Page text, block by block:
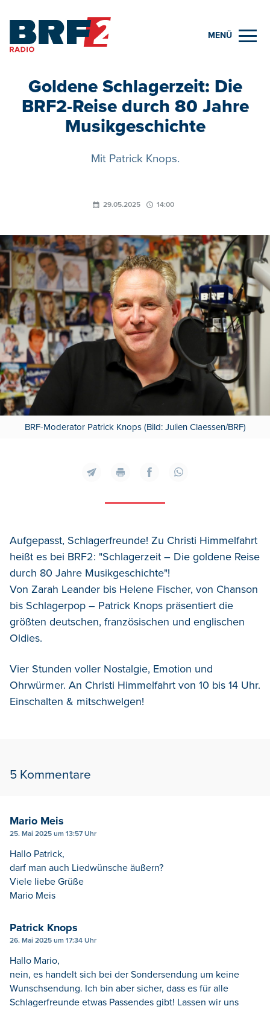
MENÜ
Goldene Schlagerzeit: Die
BRF2-Reise durch 80 Jahre
Musikgeschichte
Mit Patrick Knops.
29.05.2025 14:00
BRF-Moderator Patrick Knops (Bild: Julien Claessen/BRF)
Aufgepasst, Schlagerfreunde! Zu Christi Himmelfahrt
heißt es bei BRF2: "Schlagerzeit – Die goldene Reise
durch 80 Jahre Musikgeschichte"!
Von Zarah Leander bis Helene Fischer, von Chanson
bis Schlagerpop – Patrick Knops präsentiert die
größten deutschen, französischen und englischen
Oldies.
Vier Stunden voller Nostalgie, Emotion und
Ohrwürmer. An Christi Himmelfahrt von 10 bis 14 Uhr.
Einschalten & mitschwelgen!
5 Kommentare
Mario Meis
25. Mai 2025 um 13:57 Uhr
Hallo Patrick,
darf man auch Liedwünsche äußern?
Viele liebe Grüße
Mario Meis
Patrick Knops
26. Mai 2025 um 17:34 Uhr
Hallo Mario,
nein, es handelt sich bei der Sondersendung um keine
Wunschsendung. Ich bin aber sicher, dass es für alle
Schlagerfreunde etwas Passendes gibt! Lassen wir uns